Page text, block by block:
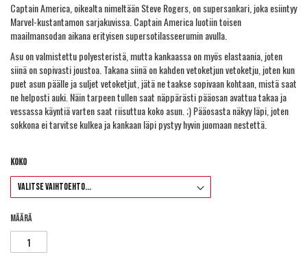
Captain America, oikealta nimeltään Steve Rogers, on supersankari, joka esiintyy
Marvel-kustantamon sarjakuvissa. Captain America luotiin toisen
maailmansodan aikana erityisen supersotilasseerumin avulla.
Asu on valmistettu polyesteristä, mutta kankaassa on myös elastaania, joten
siinä on sopivasti joustoa. Takana siinä on kahden vetoketjun vetoketju, joten kun
puet asun päälle ja suljet vetoketjut, jätä ne taakse sopivaan kohtaan, mistä saat
ne helposti auki. Näin tarpeen tullen saat näppärästi pääosan avattua takaa ja
vessassa käyntiä varten saat riisuttua koko asun. ;) Pääosasta näkyy läpi, joten
sokkona ei tarvitse kulkea ja kankaan läpi pystyy hyvin juomaan nestettä.
Koko
Määrä